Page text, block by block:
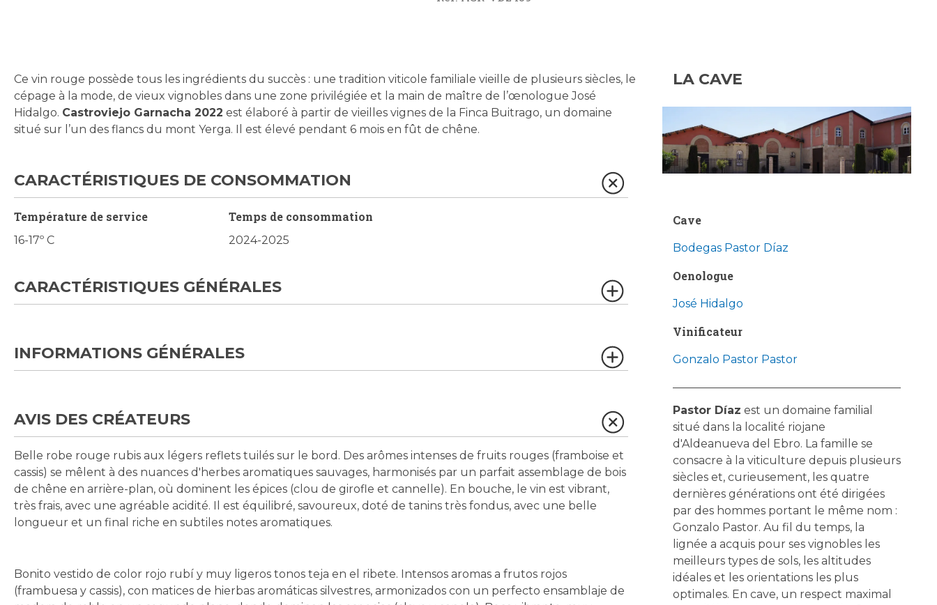
of
the
images
gallery
Ce vin rouge possède tous les ingrédients du succès : une tradition viticole familiale vieille de plusieurs siècles, le
cépage à la mode, de vieux vignobles dans une zone privilégiée et la main de maître de l’œnologue José
Hidalgo. Castroviejo Garnacha 2022 est élaboré à partir de vieilles vignes de la Finca Buitrago, un domaine
situé sur l’un des flancs du mont Yerga. Il est élevé pendant 6 mois en fût de chêne.
CARACTÉRISTIQUES DE CONSOMMATION
Température de service
16-17º C
Temps de consommation
2024-2025
CARACTÉRISTIQUES GÉNÉRALES
INFORMATIONS GÉNÉRALES
AVIS DES CRÉATEURS
Belle robe rouge rubis aux légers reflets tuilés sur le bord. Des arômes intenses de fruits rouges (framboise et
cassis) se mêlent à des nuances d'herbes aromatiques sauvages, harmonisés par un parfait assemblage de bois
de chêne en arrière-plan, où dominent les épices (clou de girofle et cannelle). En bouche, le vin est vibrant,
très frais, avec une agréable acidité. Il est équilibré, savoureux, doté de tanins très fondus, avec une belle
longueur et un final riche en subtiles notes aromatiques.
Bonito vestido de color rojo rubí y muy ligeros tonos teja en el ribete. Intensos aromas a frutos rojos
(frambuesa y cassis), con matices de hierbas aromáticas silvestres, armonizados con un perfecto ensamblaje de
LA CAVE
Cave
Bodegas Pastor Díaz
Oenologue
José Hidalgo
Vinificateur
Gonzalo Pastor Pastor
Pastor Díaz est un domaine familial
situé dans la localité riojane
d'Aldeanueva del Ebro. La famille se
consacre à la viticulture depuis plusieurs
siècles et, curieusement, les quatre
dernières générations ont été dirigées
par des hommes portant le même nom :
Gonzalo Pastor. Au fil du temps, la
lignée a acquis pour ses vignobles les
meilleurs types de sols, les altitudes
idéales et les orientations les plus
optimales. En cave, un respect maximal